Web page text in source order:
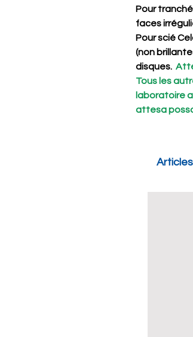
Pourtranché
faces
Pourscié
(non
disques.
Tous les
laboratoire
attesa